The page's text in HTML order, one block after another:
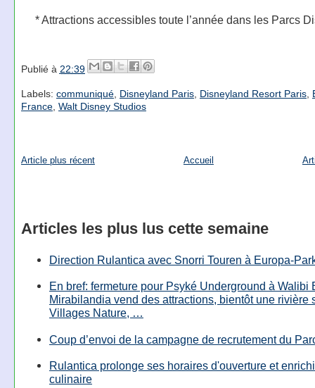
* Attractions accessibles toute l’année dans les Parcs
Publié à 22:39
Labels: communiqué, Disneyland Paris, Disneyland Resort Paris,
France, Walt Disney Studios
Article plus récent Accueil
Articles les plus lus cette semaine
Direction Rulantica avec Snorri Touren à Europa-
En bref: fermeture pour Psyké Underground à Walibi
Mirabilandia vend des attractions, bientôt une rivière
Villages Nature, …
Coup d’envoi de la campagne de recrutement du
Rulantica prolonge ses horaires d'ouverture et
culinaire